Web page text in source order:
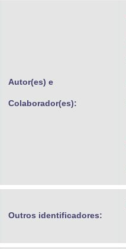
Autor(es) e
Colaborador(es):
Outros identificadores: